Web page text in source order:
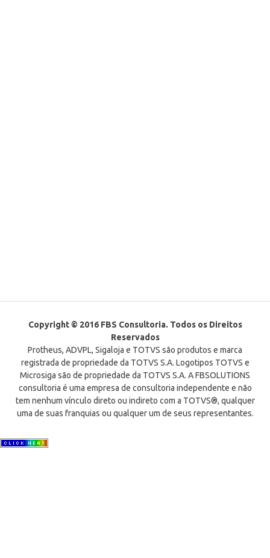
Copyright © 2016 FBS Consultoria. Todos os Direitos
Reservados
Protheus, ADVPL, Sigaloja e TOTVS são produtos e marca
registrada de propriedade da TOTVS S.A. Logotipos TOTVS e
Microsiga são de propriedade da TOTVS S.A. A FBSOLUTIONS
consultoria é uma empresa de consultoria independente e não
tem nenhum vínculo direto ou indireto com a TOTVS®, qualquer
uma de suas franquias ou qualquer um de seus representantes.